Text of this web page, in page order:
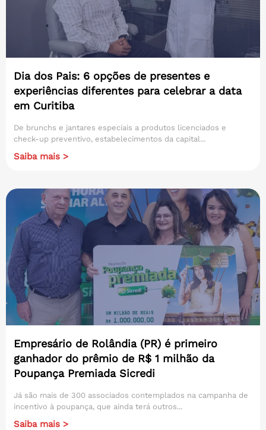
Dia dos Pais: 6 opções de presentes e
experiências diferentes para celebrar a data
em Curitiba
De brunchs e jantares especiais a produtos licenciados e
check-up preventivo, estabelecimentos da capital...
Saiba mais >
Empresário de Rolândia (PR) é primeiro
ganhador do prêmio de R$ 1 milhão da
Poupança Premiada Sicredi
Já são mais de 300 associados contemplados na campanha de
incentivo à poupança, que ainda terá outros...
Saiba mais >